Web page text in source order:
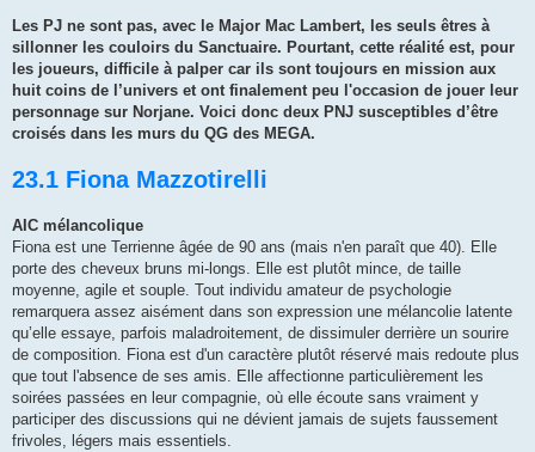
Les PJ ne sont pas, avec le Ma­jor Mac Lambert, les seuls êtres à
sillonner les couloirs du Sanc­tuaire. Pourtant, cette réalité est, pour
les joueurs, difficile à palper car ils sont toujours en mission aux
huit coins de l’univers et ont finalement peu l'occasion de jouer leur
personnage sur Norjane. Voici donc deux PNJ susceptibles d’être
croisés dans les murs du QG des MEGA.
23.1 Fiona Mazzotirelli
AIC mélancolique
Fiona est une Terrienne âgée de 90 ans (mais n'en paraît que 40). Elle
porte des cheveux bruns mi-longs. Elle est plutôt mince, de taille
moyenne, agile et souple. Tout individu amateur de psychologie
remarquera assez aisément dans son expression une mélancolie latente
qu’elle essaye, parfois maladroitement, de dissimuler derrière un sourire
de composition. Fiona est d'un caractère plutôt réservé mais redoute plus
que tout l'absence de ses amis. Elle affectionne particulièrement les
soirées passées en leur compagnie, où elle écoute sans vraiment y
participer des discussions qui ne dévient jamais de sujets faussement
frivoles, légers mais essentiels.